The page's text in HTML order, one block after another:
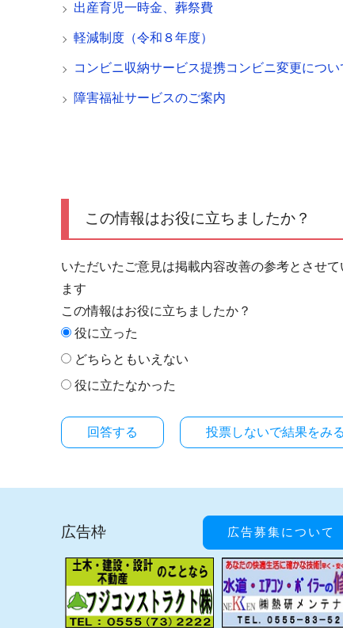
出産育児一時金、葬祭費
軽減制度（令和８年度）
コンビニ収納サービス提携コンビニ変更につい
障害福祉サービスのご案内
この情報はお役に立ちましたか？
いただいたご意見は掲載内容改善の参考とさせて
ます
この情報はお役に立ちましたか？
役に立った
どちらともいえない
役に立たなかった
投票しないで結果をみる
広告枠 広告募集について